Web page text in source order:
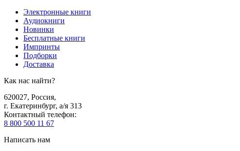
Электронные книги
Аудиокниги
Новинки
Бесплатные книги
Импринты
Подборки
Доставка
Как нас найти?
620027, Россия,
г. Екатеринбург, а/я 313
Контактный телефон:
8 800 500 11 67
Написать нам